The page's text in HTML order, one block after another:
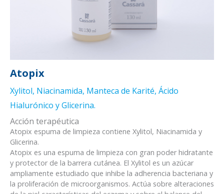
Atopix
Xylitol, Niacinamida, Manteca de Karité, Ácido
Hialurónico y Glicerina.
Acción terapéutica
Atopix espuma de limpieza contiene Xylitol, Niacinamida y
Glicerina.
Atopix es una espuma de limpieza con gran poder hidratante
y protector de la barrera cutánea. El Xylitol es un azúcar
ampliamente estudiado que inhibe la adherencia bacteriana y
la proliferación de microorganismos. Actúa sobre alteraciones